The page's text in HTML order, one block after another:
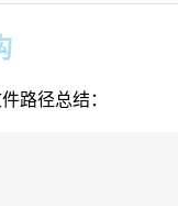
路径总结：